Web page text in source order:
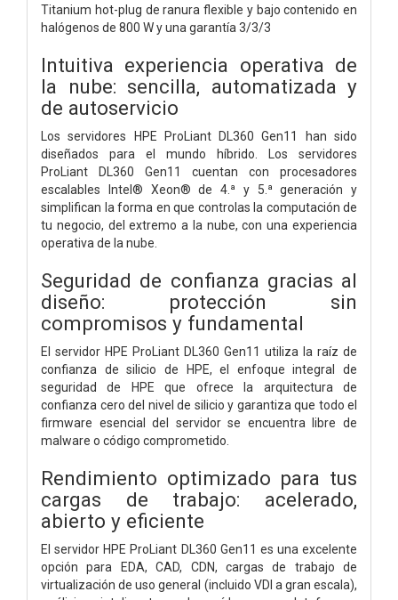
Titanium hot-plug de ranura flexible y bajo contenido en
halógenos de 800 W y una garantía 3/3/3
Intuitiva experiencia operativa de
la nube: sencilla, automatizada y
de autoservicio
Los servidores HPE ProLiant DL360 Gen11 han sido
diseñados para el mundo híbrido. Los servidores
ProLiant DL360 Gen11 cuentan con procesadores
escalables Intel® Xeon® de 4.ª y 5.ª generación y
simplifican la forma en que controlas la computación de
tu negocio, del extremo a la nube, con una experiencia
operativa de la nube.
Seguridad de confianza gracias al
diseño: protección sin
compromisos y fundamental
El servidor HPE ProLiant DL360 Gen11 utiliza la raíz de
confianza de silicio de HPE, el enfoque integral de
seguridad de HPE que ofrece la arquitectura de
confianza cero del nivel de silicio y garantiza que todo el
firmware esencial del servidor se encuentra libre de
malware o código comprometido.
Rendimiento optimizado para tus
cargas de trabajo: acelerado,
abierto y eficiente
El servidor HPE ProLiant DL360 Gen11 es una excelente
opción para EDA, CAD, CDN, cargas de trabajo de
virtualización de uso general (incluido VDI a gran escala),